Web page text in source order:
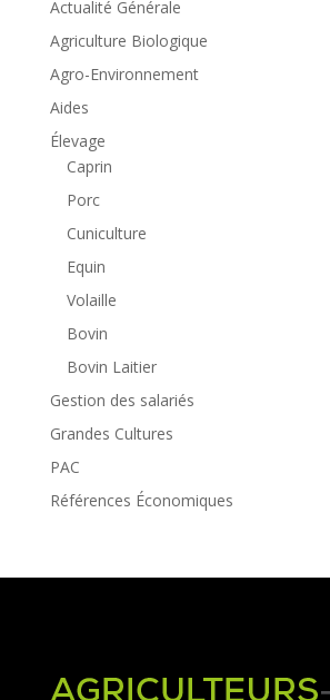
Actualité Générale
Agriculture Biologique
Agro-Environnement
Aides
Élevage
Caprin
Porc
Cuniculture
Equin
Volaille
Bovin
Bovin Laitier
Gestion des salariés
Grandes Cultures
PAC
Références Économiques